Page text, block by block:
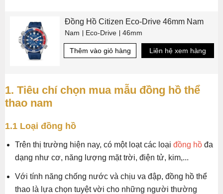
Đồng Hồ Citizen Eco-Drive 46mm Nam
Nam Eco-Drive 46mm
Thêm vào giỏ hàng Liên hệ xem hàng
1. Tiêu chí chọn mua mẫu đồng hồ thể
thao nam
1.1 Loại đồng hồ
Trên thị trường hiện nay, có một loạt các loại đồng hồ đa
dạng như cơ, năng lượng mặt trời, điện tử, kim,...
Với tính năng chống nước và chịu va đập, đồng hồ thể
thao là lựa chọn tuyệt vời cho những người thường